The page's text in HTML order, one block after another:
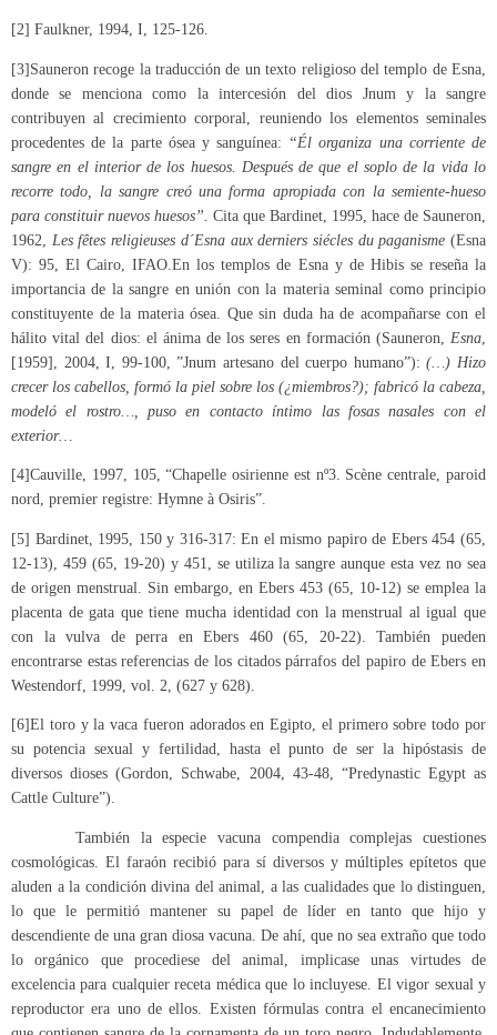
[2] Faulkner, 1994, I, 125-126.
[3]Sauneron recoge la traducción de un texto religioso del templo de Esna,
donde se menciona como la intercesión del dios Jnum y la sangre
contribuyen al crecimiento corporal, reuniendo los elementos seminales
procedentes de la parte ósea y sanguínea: “Él organiza una corriente de
sangre en el interior de los huesos. Después de que el soplo de la vida lo
recorre todo, la sangre creó una forma apropiada con la semiente-hueso
para constituir nuevos huesos”. Cita que Bardinet, 1995, hace de Sauneron,
1962, Les fêtes religieuses d´Esna aux derniers siécles du paganisme(Esna
V): 95, El Cairo, IFAO.En los templos de Esna y de Hibis se reseña la
importancia de la sangre en unión con la materia seminal como principio
constituyente de la materia ósea. Que sin duda ha de acompañarse con el
hálito vital del dios: el ánima de los seres en formación (Sauneron, Esna
[1959], 2004, I, 99-100, ”Jnum artesano del cuerpo humano”): (…) Hizo
crecer los cabellos, formó la piel sobre los (¿miembros?); fabricó la cabeza,
modeló el rostro…, puso en contacto íntimo las fosas nasales con el
exterior…
[4]Cauville, 1997, 105, “Chapelle osirienne est nº3. Scène centrale, paroid
nord, premier registre: Hymne à Osiris”.
[5] Bardinet, 1995, 150 y 316-317: En el mismo papiro de Ebers 454 (65,
12-13), 459 (65, 19-20) y 451, se utiliza la sangre aunque esta vez no sea
de origen menstrual. Sin embargo, en Ebers 453 (65, 10-12) se emplea la
placenta de gata que tiene mucha identidad con la menstrual al igual que
con la vulva de perra en Ebers 460 (65, 20-22). También pueden
encontrarse estas referencias de los citados párrafos del papiro de Ebers en
Westendorf, 1999, vol. 2, (627 y 628).
[6]El toro y la vaca fueron adorados en Egipto, el primero sobre todo por
su potencia sexual y fertilidad, hasta el punto de ser la hipóstasis de
diversos dioses (Gordon, Schwabe, 2004, 43-48, “Predynastic Egypt as
Cattle Culture”).
También la especie vacuna compendia complejas cuestiones
cosmológicas. El faraón recibió para sí diversos y múltiples epítetos que
aluden a la condición divina del animal, a las cualidades que lo distinguen,
lo que le permitió mantener su papel de líder en tanto que hijo y
descendiente de una gran diosa vacuna. De ahí, que no sea extraño que todo
lo orgánico que procediese del animal, implicase unas virtudes de
excelencia para cualquier receta médica que lo incluyese. El vigor sexual y
reproductor era uno de ellos. Existen fórmulas contra el encanecimiento